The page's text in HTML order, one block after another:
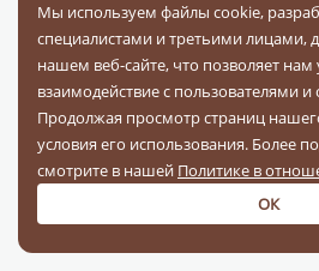
Каталог О компании
Поставщикам
Блог Контакты
Мы используем файлы cookie,
специалистами и третьими лицами,
нашем веб-сайте, что позволяет
взаимодействие с пользователями
Продолжая просмотр страниц
условия его использования. Более
смотрите в нашей Политике в
ОК